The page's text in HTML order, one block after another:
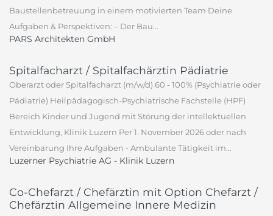
Baustellenbetreuung in einem motivierten Team Deine
Aufgaben & Perspektiven: – Der Bau...
PARS Architekten GmbH
Spitalfacharzt / Spitalfachärztin Pädiatrie
Oberarzt oder Spitalfacharzt (m/w/d) 60 - 100% (Psychiatrie oder
Pädiatrie) Heilpädagogisch-Psychiatrische Fachstelle (HPF)
Bereich Kinder und Jugend mit Störung der intellektuellen
Entwicklung, Klinik Luzern Per 1. November 2026 oder nach
Vereinbarung Ihre Aufgaben - Ambulante Tätigkeit im...
Luzerner Psychiatrie AG - Klinik Luzern
Co-Chefarzt / Chefärztin mit Option Chefarzt /
Chefärztin Allgemeine Innere Medizin